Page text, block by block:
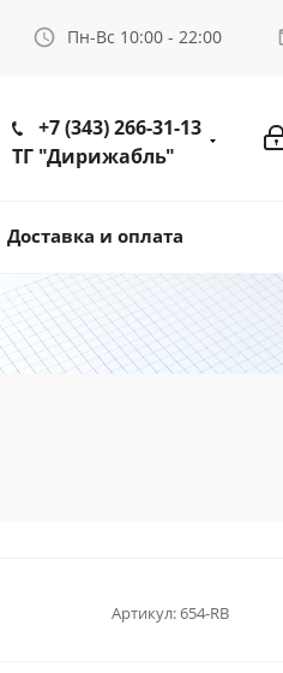
Пн-Вс 10:00 - 22:00
+7 (343) 266-31-13
ТГ "Дирижабль"
Доставка и оплата
Артикул:654-RB